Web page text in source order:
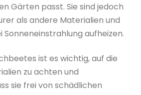
Gärten passt. Sie sind jedoch
als andere Materialien und
Sonneneinstrahlung aufheizen.
ist es wichtig, auf die
zu achten und
sie frei von schädlichen